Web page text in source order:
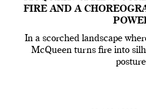
FIRE AND A
In a scorched landscape
McQueen turns fire into